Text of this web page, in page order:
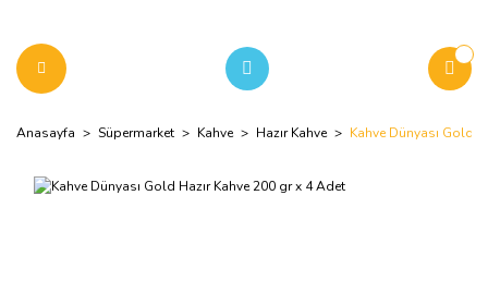
Anasayfa Süpermarket Kahve Hazır Kahve Kahve Dünyası Gold